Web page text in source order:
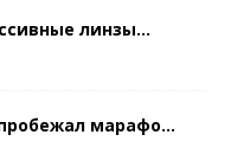
линзы...
марафо...